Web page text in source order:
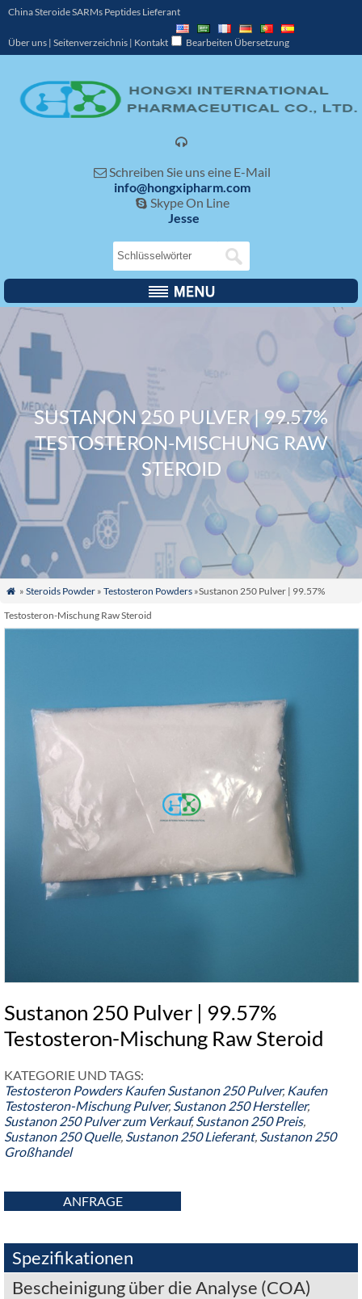
China Steroide SARMs Peptides Lieferant
Über uns | Seitenverzeichnis | Kontakt Bearbeiten Übersetzung

Schreiben Sie uns eine E-Mail
info@hongxipharm.com
 Skype On Line
Jesse
SUSTANON 250 PULVER | 99.57%
TESTOSTERON-MISCHUNG RAW
STEROID
 » Steroids Powder» Testosteron Powders»Sustanon 250 Pulver | 99.57%
Testosteron-Mischung Raw Steroid
Sustanon 250 Pulver | 99.57%
Testosteron-Mischung Raw Steroid
KATEGORIE UND TAGS:
Testosteron Powders Kaufen Sustanon 250 Pulver, Kaufen
Testosteron-Mischung Pulver, Sustanon 250 Hersteller,
Sustanon 250 Pulver zum Verkauf,Sustanon 250 Preis,
Sustanon 250 Quelle, Sustanon 250 Lieferant, Sustanon 250
Großhandel
ANFRAGE
Spezifikationen
Bescheinigung über die Analyse (COA)